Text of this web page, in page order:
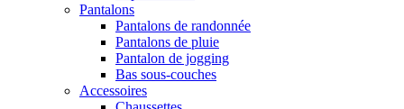
Pantalons
Pantalons de randonnée
Pantalons de pluie
Pantalon de jogging
Bas sous-couches
Accessoires